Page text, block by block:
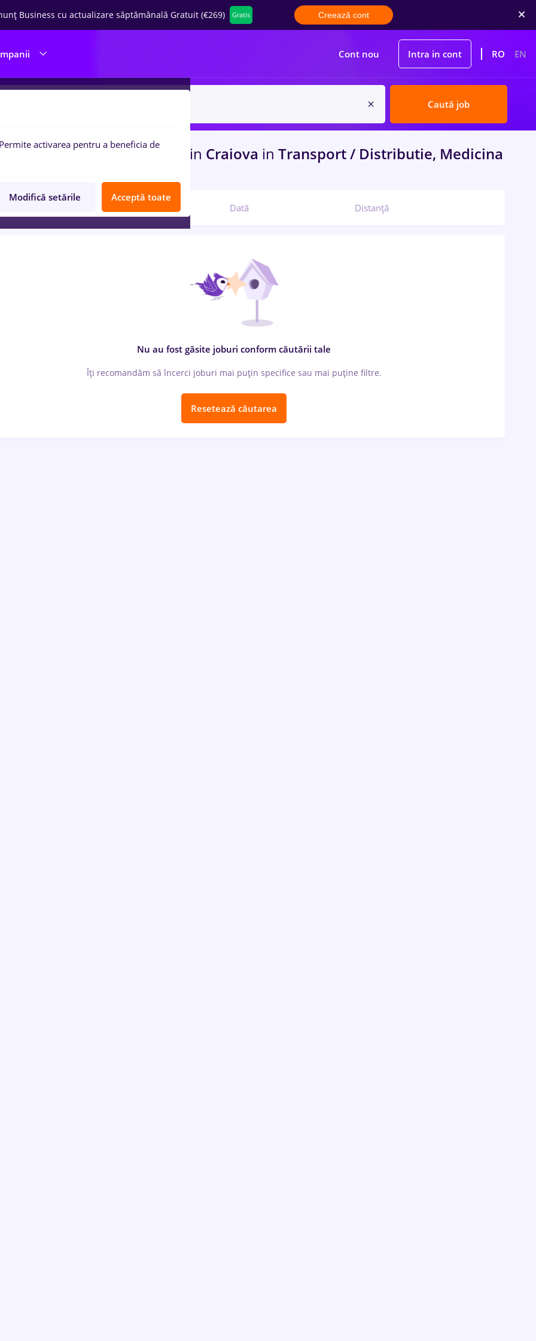
Business cu actualizare săptămânală Gratuit (€269) Gratis Creează cont
Cont nou Intra in cont RO EN
Caută job
de muncajobs, Part time in Craiova in Transport / Distributie, Medicina
Relevanță Dată Distanță
Nu au fost găsite joburi conform căutării tale
Îți recomandăm să încerci joburi mai puțin specifice sau mai puține filtre.
Resetează căutarea
Permite activarea pentru a beneficia de
Modifică setările Acceptă toate